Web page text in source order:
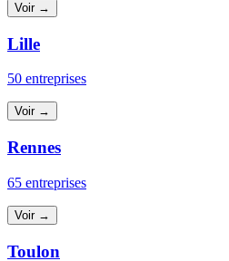
Voir →
Lille
50 entreprises
Voir →
Rennes
65 entreprises
Voir →
Toulon